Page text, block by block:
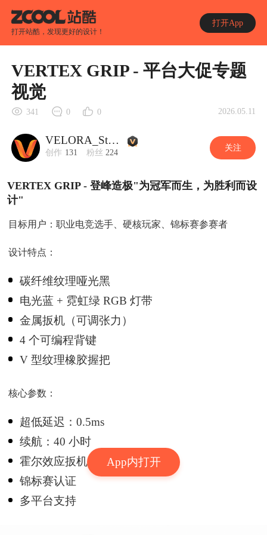
打开站酷，发现更好的设计！
打开App
App内打开
VERTEX GRIP - 平台大促专题
视觉
341 0 0 2026.05.11
VELORA_Studio
创作 131 粉丝 224 关注
VERTEX GRIP - 登峰造极"为冠军而生，为胜利而设
计"
目标用户：职业电竞选手、硬核玩家、锦标赛参赛者
设计特点：
碳纤维纹理哑光黑
电光蓝 + 霓虹绿 RGB 灯带
金属扳机（可调张力）
4 个可编程背键
V 型纹理橡胶握把
核心参数：
超低延迟：0.5ms
续航：40 小时
霍尔效应扳机 + 摇杆
锦标赛认证
多平台支持